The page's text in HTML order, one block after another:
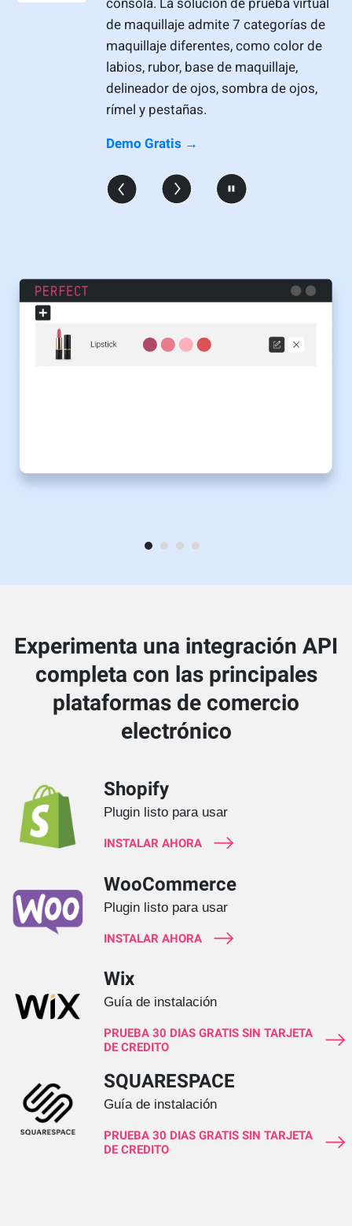
de maquillaje admite 7 categorías de
maquillaje diferentes, como color de
labios, rubor, base de maquillaje,
delineador de ojos, sombra de ojos,
rímel y pestañas.
Demo Gratis →
Experimenta una integración API
completa con las principales
plataformas de comercio
electrónico
Shopify
Plugin listo para usar
INSTALAR AHORA
WooCommerce
Plugin listo para usar
INSTALAR AHORA
Wix
Guía de instalación
PRUEBA 30 DIAS GRATIS SIN TARJETA
DE CREDITO
SQUARESPACE
Guía de instalación
PRUEBA 30 DIAS GRATIS SIN TARJETA
DE CREDITO